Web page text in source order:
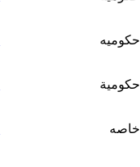
حكوميه
حكومية
خاصه